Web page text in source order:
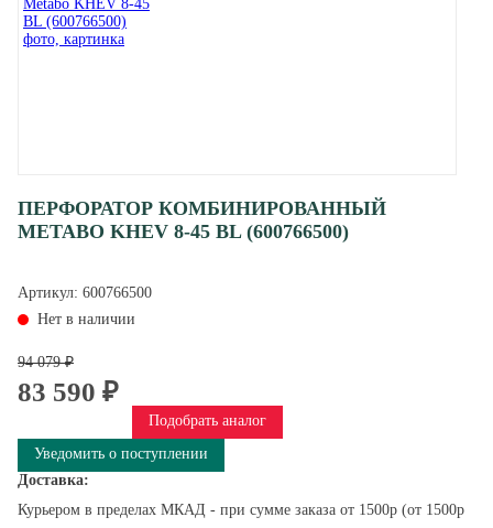
ПЕРФОРАТОР КОМБИНИРОВАННЫЙ
METABO KHEV 8-45 BL (600766500)
Артикул: 600766500
Нет в наличии
94 079 ₽
83 590 ₽
Подобрать аналог
Уведомить о поступлении
Доставка:
Курьером в пределах МКАД - при сумме заказа от 1500р (от 1500р